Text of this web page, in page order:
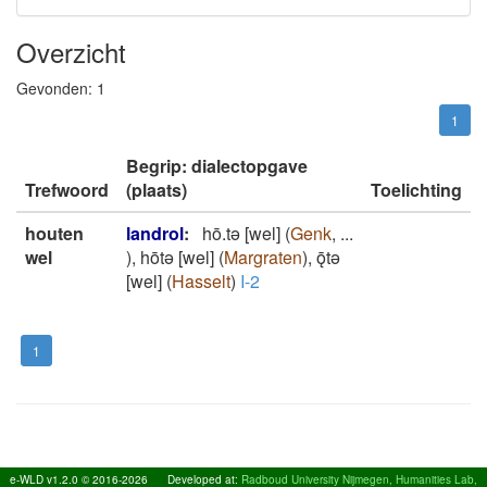
Overzicht
Gevonden: 1
1
Trefwoord
Begrip: dialectopgave
(plaats)
Toelichting
houten
wel
landrol: hō.tǝ [wel] (Genk, ...
), hōtǝ [wel] (Margraten), ǭtǝ
[wel] (Hasselt) I-2
1
e-WLD v1.2.0 © 2016-2026 Developed at: Radboud University Nijmegen, Humanities Lab,